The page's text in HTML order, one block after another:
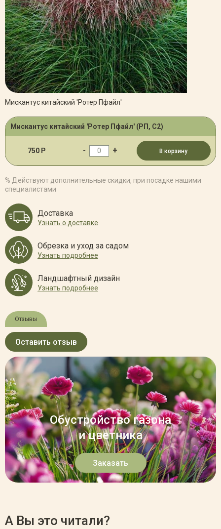
Мискантус китайский 'Ротер Пфайл'
Мискантус китайский 'Ротер Пфайл' (РП, С2)
750 Р - + В корзину
% Действуют дополнительные скидки, при посадке нашими
специалистами
Доставка
Узнать о доставке
Обрезка и уход за садом
Узнать подробнее
Ландшафтный дизайн
Узнать подробнее
Отзывы
Оставить отзыв
Обустройство газона
и цветника
Заказать
А Вы это читали?